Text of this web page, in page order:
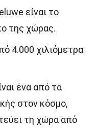
είναι το
της χώρας.
4.000 χιλιόμετρα
ένα από τα
στον κόσμο,
τη χώρα από